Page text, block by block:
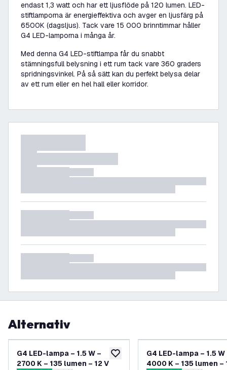
endast 1,3 watt och har ett ljusflöde på 120 lumen. LED-
stiftlamporna är energieffektiva och avger en ljusfärg på
6500K (dagsljus). Tack vare 15 000 brinntimmar håller
G4 LED-lamporna i många år.
Med denna G4 LED-stiftlampa får du snabbt
stämningsfull belysning i ett rum tack vare 360 graders
spridningsvinkel. På så sätt kan du perfekt belysa delar
av ett rum eller en hel hall eller korridor.
Alternativ
lägg till i önskelistan
G4 LED-lampa – 1.5 W –
2700 K – 135 lumen – 12 V
G4 LED-lampa – 1.5 W
4000 K – 135 lumen –